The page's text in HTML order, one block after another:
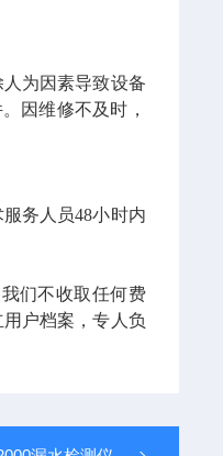
为因素导致设备
因维修不及时，
务人员48小时内
们不收取任何费
户档案，专人负